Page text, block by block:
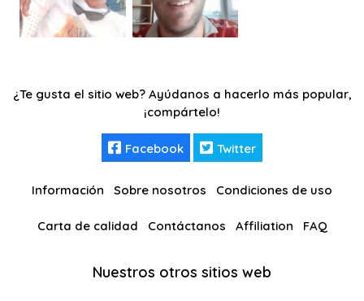
¿Te gusta el sitio web? Ayúdanos a hacerlo más popular,
¡compártelo!
Facebook Twitter
Información Sobre nosotros Condiciones de uso
Carta de calidad Contáctanos Affiliation FAQ
Nuestros otros sitios web